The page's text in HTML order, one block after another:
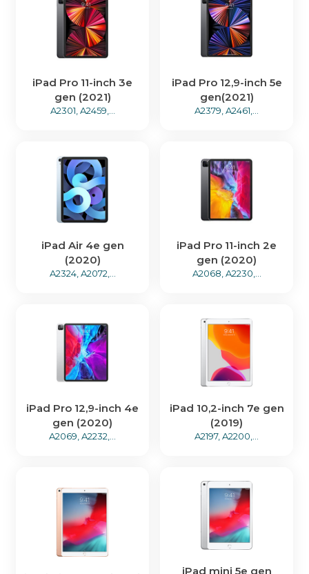
iPad Pro 11-inch 3e
gen (2021)
A2301, A2459,...
iPad Pro 12,9-inch 5e
gen(2021)
A2379, A2461,...
iPad Air 4e gen
(2020)
A2324, A2072,...
iPad Pro 11-inch 2e
gen (2020)
A2068, A2230,...
iPad Pro 12,9-inch 4e
gen (2020)
A2069, A2232,...
iPad 10,2-inch 7e gen
(2019)
A2197, A2200,...
iPad mini 5e gen